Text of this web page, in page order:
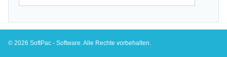
© 2026 SoftPac - Software. Alle Rechte vorbehalten.